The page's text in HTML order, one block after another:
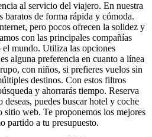
al servicio del viajero. En nuestra
baratos de forma rápida y cómoda.
pero pocos ofrecen la solidez y
con las principales compañías
el mundo. Utiliza las opciones
alguna preferencia en cuanto a línea
con niños, si prefieres vuelos sin
destinos. Con estos filtros
y ahorrarás tiempo. Reserva
puedes buscar hotel y coche
sitio web. Te proponemos los mejores
partido a tu presupuesto.